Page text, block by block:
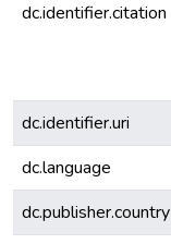
dc.identifier.citation
dc.identifier.uri
dc.language
dc.publisher.country